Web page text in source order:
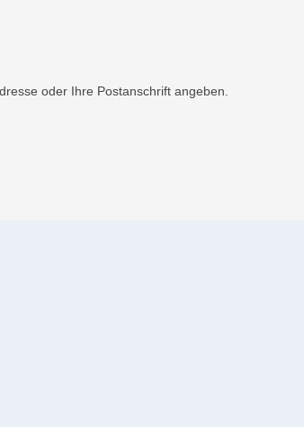
oder Ihre Postanschrift angeben.